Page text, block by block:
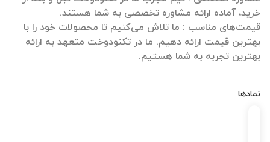
قیمت‌های مناسب : ما تلاش می‌کنیم تا محصولات خود را با
بهترین قیمت ارائه دهیم. ما در تکنودوخت متعهد به ارائه
بهترین تجربه به شما هستیم.
نمادها